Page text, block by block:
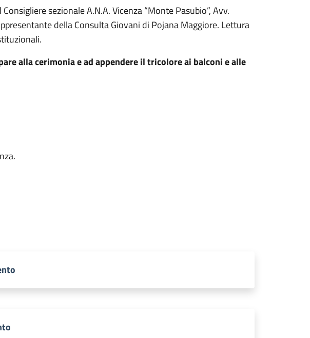
sezionale A.N.A. Vicenza “Monte Pasubio”, Avv.
della Consulta Giovani di Pojana Maggiore. Lettura
alla cerimonia e ad appendere il tricolore ai balconi e alle